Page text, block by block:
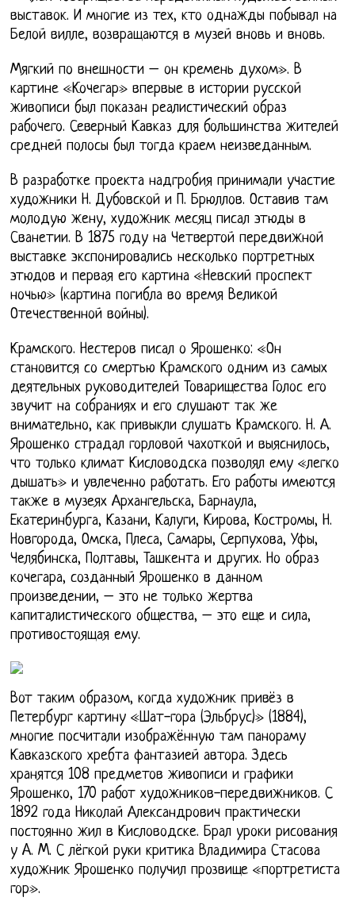
выставок. И многие из тех, кто однажды побывал на
Белой вилле, возвращаются в музей вновь и вновь.
Мягкий по внешности – он кремень духом». В
картине «Кочегар» впервые в истории русской
живописи был показан реалистический образ
рабочего. Северный Кавказ для большинства жителей
средней полосы был тогда краем неизведанным.
В разработке проекта надгробия принимали участие
художники Н. Дубовской и П. Брюллов. Оставив там
молодую жену, художник месяц писал этюды в
Сванетии. В 1875 году на Четвертой передвижной
выставке экспонировались несколько портретных
этюдов и первая его картина «Невский проспект
ночью» (картина погибла во время Великой
Отечественной войны).
Крамского. Нестеров писал о Ярошенко: «Он
становится со смертью Крамского одним из самых
деятельных руководителей Товарищества Голос его
звучит на собраниях и его слушают так же
внимательно, как привыкли слушать Крамского. Н. А.
Ярошенко страдал горловой чахоткой и выяснилось,
что только климат Кисловодска позволял ему «легко
дышать» и увлеченно работать. Его работы имеются
также в музеях Архангельска, Барнаула,
Екатеринбурга, Казани, Калуги, Кирова, Костромы, Н.
Новгорода, Омска, Плеса, Самары, Серпухова, Уфы,
Челябинска, Полтавы, Ташкента и других. Но образ
кочегара, созданный Ярошенко в данном
произведении, – это не только жертва
капиталистического общества, – это еще и сила,
противостоящая ему.
Вот таким образом, когда художник привёз в
Петербург картину «Шат-гора (Эльбрус)» (1884),
многие посчитали изображённую там панораму
Кавказского хребта фантазией автора. Здесь
хранятся 108 предметов живописи и графики
Ярошенко, 170 работ художников-передвижников. С
1892 года Николай Александрович практически
постоянно жил в Кисловодске. Брал уроки рисования
у A. M. С лёгкой руки критика Владимира Стасова
художник Ярошенко получил прозвище «портретиста
гор».